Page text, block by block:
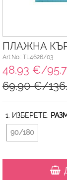
ПЛАЖНА
Art.No.: TL4626/03
48.93 €/
69.90 €/
1. ИЗБЕРЕТЕ:
90/180